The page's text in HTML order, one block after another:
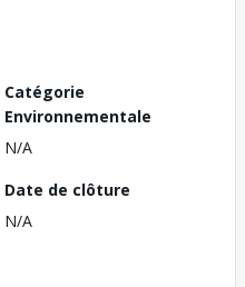
Catégorie
Environnementale
N/A
Date de clôture
N/A